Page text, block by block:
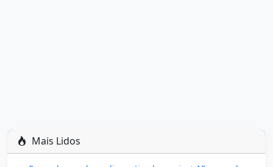
Mais Lidos